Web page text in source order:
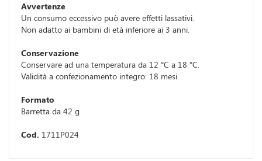
Avvertenze
Un consumo eccessivo può avere effetti lassativi.
Non adatto ai bambini di età inferiore ai 3 anni.
Conservazione
Conservare ad una temperatura da 12 °C a 18 °C.
Validità a confezionamento integro: 18 mesi.
Formato
Barretta da 42 g
Cod. 1711P024